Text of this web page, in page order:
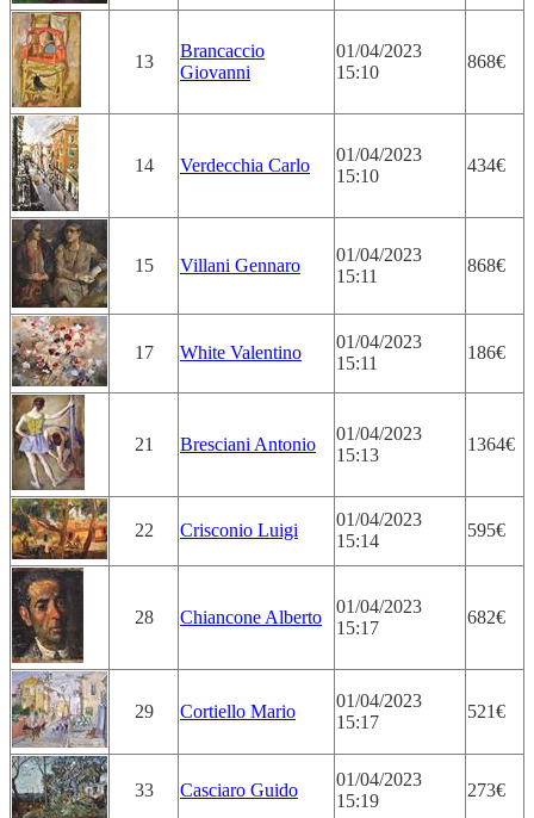
13
Brancaccio
Giovanni
01/04/2023
15:10
868€
14 Verdecchia Carlo
01/04/2023
15:10
434€
15 Villani Gennaro
01/04/2023
15:11
868€
17 White Valentino
01/04/2023
15:11
186€
21 Bresciani Antonio
01/04/2023
15:13
1364€
22 Crisconio Luigi
01/04/2023
15:14
595€
28 Chiancone Alberto
01/04/2023
15:17
682€
29 Cortiello Mario
01/04/2023
15:17
521€
33 Casciaro Guido
01/04/2023
15:19
273€